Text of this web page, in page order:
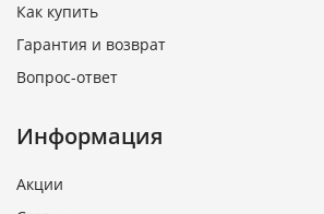
Как купить
Гарантия и возврат
Вопрос-ответ
Информация
Акции